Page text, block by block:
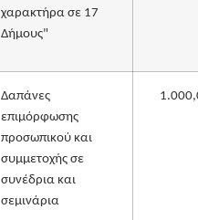
χαρακτήρα σε 17
Δήμους"
Δαπάνες
επιμόρφωσης
προσωπικού και
συμμετοχής σε
συνέδρια και
σεμινάρια